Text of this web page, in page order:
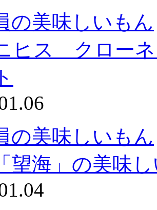
の美味しいもん
ヒス クロー
の美味しいもん
望海」の美味